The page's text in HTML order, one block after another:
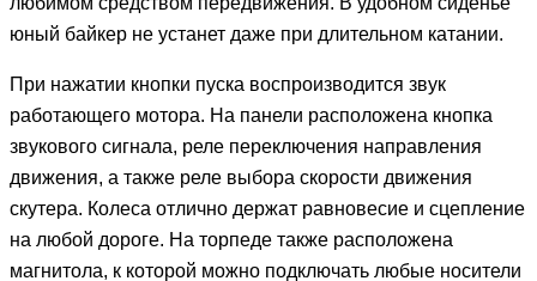
юный байкер не устанет даже при длительном катании.
При нажатии кнопки пуска воспроизводится звук
работающего мотора. На панели расположена кнопка
звукового сигнала, реле переключения направления
движения, а также реле выбора скорости движения
скутера. Колеса отлично держат равновесие и сцепление
на любой дороге. На торпеде также расположена
магнитола, к которой можно подключать любые носители